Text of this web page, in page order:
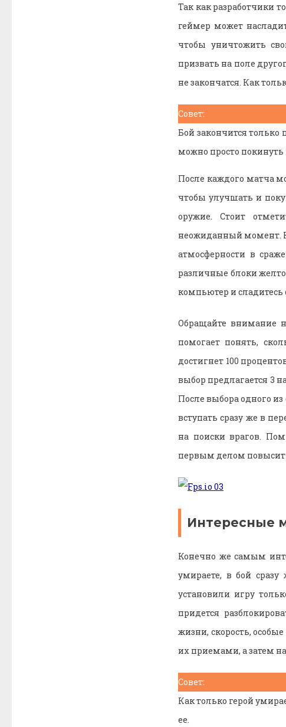
Так как разработчики
геймер может
чтобы уничтожить
призвать на поле
не закончатся. Как
Совет:
Бой закончится только
можно просто покинуть
После каждого матча
чтобы улучшать и
оружие. Стоит
неожиданный момент.
атмосферности в
различные блоки
компьютер и
Обращайте внимание
помогает понять,
достигнет 100
выбор предлагается 3
После выбора одного
вступать сразу же в
на поиски врагов.
первым делом
Интересные
Конечно же самым
умираете, в бой
установили игру
придется
жизни, скорость,
их приемами, а затем
Совет:
Как только герой
ее.